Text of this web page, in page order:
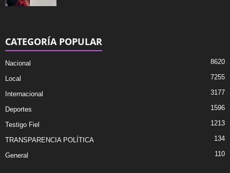
CATEGORÍA POPULAR
Nacional 8620
Local 7255
Internacional 3177
Deportes 1596
Testigo Fiel 1213
TRANSPARENCIA POLÍTICA 134
General 110